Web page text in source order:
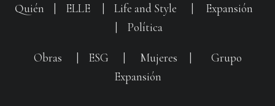
Quién | ELLE | Life and Style | Expansión
| Política
Obras | ESG | Mujeres | Grupo
Expansión